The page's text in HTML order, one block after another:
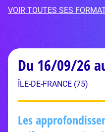
VOIR TOUTES SES
Du 16/09/26
ÎLE-DE-FRANCE (75)
Les